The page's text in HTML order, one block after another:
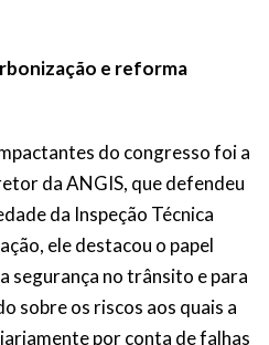
e reforma
do congresso foi a
da ANGIS, que defendeu
da Inspeção Técnica
ele destacou o papel
segurança no trânsito e para
sobre os riscos aos quais a
por conta de falhas